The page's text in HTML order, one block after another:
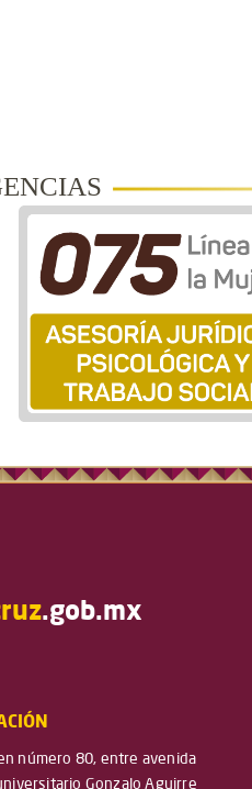
.gob.mx
número 80, entre avenida
Gonzalo Aguirre